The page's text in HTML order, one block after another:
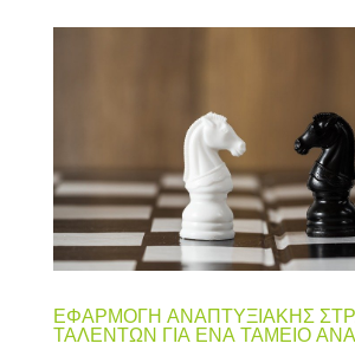
ΕΦΑΡΜΟΓΗ ΑΝΑΠΤΥΞΙΑΚΗΣ
ΤΑΛΕΝΤΩΝ ΓΙΑ ΕΝΑ ΤΑΜΕΙΟ